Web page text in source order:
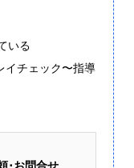
いる
イチェック〜指導